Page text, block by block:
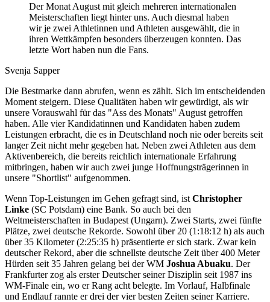
Der Monat August mit gleich mehreren internationalen
Meisterschaften liegt hinter uns. Auch diesmal haben
wir je zwei Athletinnen und Athleten ausgewählt, die in
ihren Wettkämpfen besonders überzeugen konnten. Das
letzte Wort haben nun die Fans.
Svenja Sapper
Die Bestmarke dann abrufen, wenn es zählt. Sich im entscheidenden
Moment steigern. Diese Qualitäten haben wir gewürdigt, als wir
unsere Vorauswahl für das "Ass des Monats" August getroffen
haben. Alle vier Kandidatinnen und Kandidaten haben zudem
Leistungen erbracht, die es in Deutschland noch nie oder bereits seit
langer Zeit nicht mehr gegeben hat. Neben zwei Athleten aus dem
Aktivenbereich, die bereits reichlich internationale Erfahrung
mitbringen, haben wir auch zwei junge Hoffnungsträgerinnen in
unsere "Shortlist" aufgenommen.
Wenn Top-Leistungen im Gehen gefragt sind, ist Christopher
Linke (SC Potsdam) eine Bank. So auch bei den
Weltmeisterschaften in Budapest (Ungarn). Zwei Starts, zwei fünfte
Plätze, zwei deutsche Rekorde. Sowohl über 20 (1:18:12 h) als auch
über 35 Kilometer (2:25:35 h) präsentierte er sich stark. Zwar kein
deutscher Rekord, aber die schnellste deutsche Zeit über 400 Meter
Hürden seit 35 Jahren gelang bei der WM Joshua Abuaku. Der
Frankfurter zog als erster Deutscher seiner Disziplin seit 1987 ins
WM-Finale ein, wo er Rang acht belegte. Im Vorlauf, Halbfinale
und Endlauf rannte er drei der vier besten Zeiten seiner Karriere.